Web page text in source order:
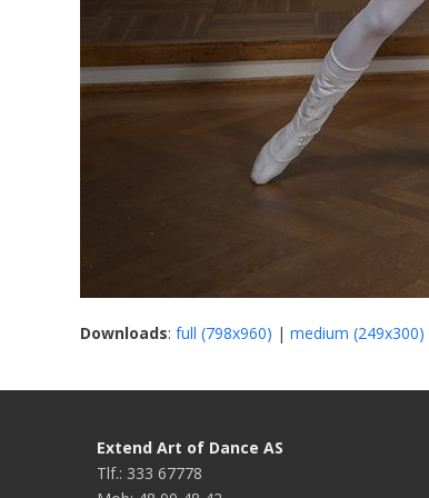
Downloads: full (798x960) | medium (249x300)
Extend Art of Dance AS
Tlf.: 333 67778